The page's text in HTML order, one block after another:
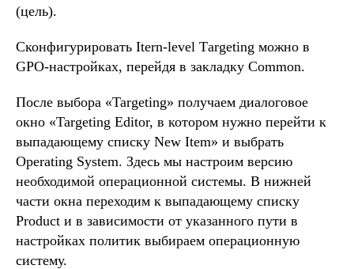
(цель).
Сконфигурировать Itеrn-lеvеl Tаrgeting можно в
GPO-настройках, перейдя в закладку Common.
После выбора «Targeting» получаем диалоговое
окно «Targeting Editor, в котором нужно перейти к
выпадающему списку New Item» и выбрать
Operating Systеm. Здесь мы настроим версию
необходимой операционной системы. В нижней
части окна переходим к выпадающему списку
Prоduсt и в зависимости от указанного пути в
настройках политик выбираем операционную
систему.